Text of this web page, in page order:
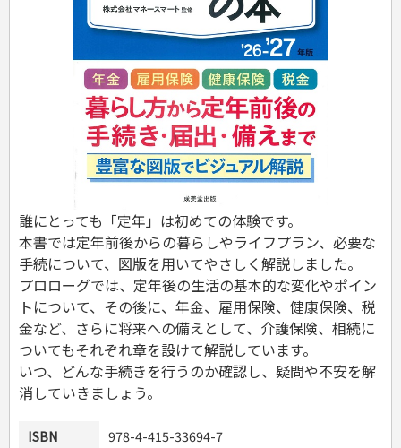
行政書士・宅建
建築・土木
電気・危険物
調理師
スキル・キャリアアップ
危険物取扱者
消防設備士
登録販売者
その他資格試験
誰にとっても「定年」は初めての体験です。
本書では定年前後からの暮らしやライフプラン、必要な
手続について、図版を用いてやさしく解説しました。
プロローグでは、定年後の生活の基本的な変化やポイン
トについて、その後に、年金、雇用保険、健康保険、税
金など、さらに将来への備えとして、介護保険、相続に
ついてもそれぞれ章を設けて解説しています。
いつ、どんな手続きを行うのか確認し、疑問や不安を解
消していきましょう。
ISBN
978-4-415-33694-7